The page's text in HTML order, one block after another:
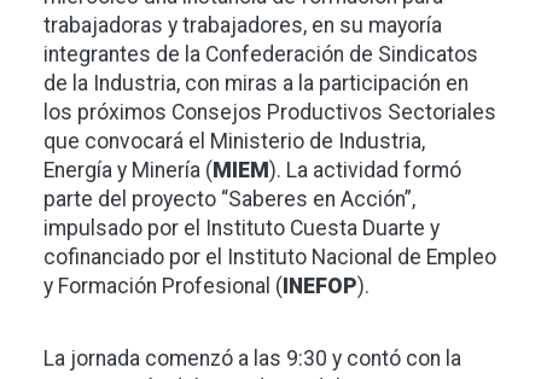
trabajadoras y trabajadores, en su mayoría
integrantes de la Confederación de Sindicatos
de la Industria, con miras a la participación en
los próximos Consejos Productivos Sectoriales
que convocará el Ministerio de Industria,
Energía y Minería ( MIEM ). La actividad formó
parte del proyecto “Saberes en Acción”,
impulsado por el Instituto Cuesta Duarte y
cofinanciado por el Instituto Nacional de Empleo
y Formación Profesional ( INEFOP).
La jornada comenzó a las 9:30 y contó con la